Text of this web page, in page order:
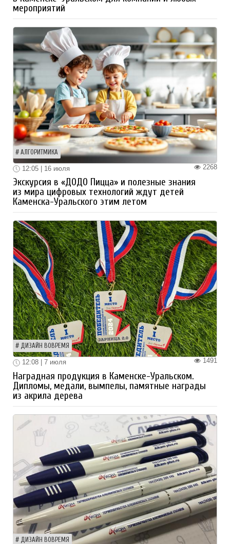
мероприятий
АЛГОРИТМИКА
2268
12:05 | 16 июля
Экскурсия в «ДОДО Пицца» и полезные знания
из мира цифровых технологий ждут детей
Каменска-Уральского этим летом
ДИЗАЙН ВОВРЕМЯ
1491
12:08 | 7 июля
Наградная продукция в Каменске-Уральском.
Дипломы, медали, вымпелы, памятные награды
из акрила дерева
ДИЗАЙН ВОВРЕМЯ